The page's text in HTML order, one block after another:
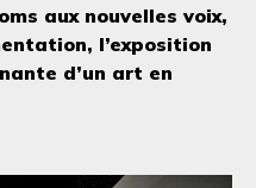
aux nouvelles voix,
l’exposition
d’un art en